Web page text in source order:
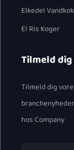
Elkedel
El Ris Koger
Tilmeld
Tilmeld dig
hos Company